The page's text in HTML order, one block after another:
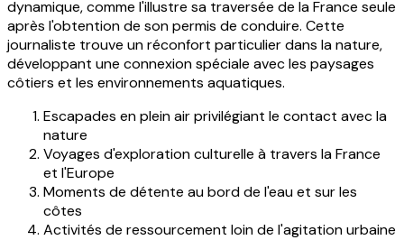
dynamique, comme l'illustre sa traversée de la France seule
après l'obtention de son permis de conduire. Cette
journaliste trouve un réconfort particulier dans la nature,
développant une connexion spéciale avec les paysages
côtiers et les environnements aquatiques.
Escapades en plein air privilégiant le contact avec la
nature
Voyages d'exploration culturelle à travers la France
et l'Europe
Moments de détente au bord de l'eau et sur les
côtes
Activités de ressourcement loin de l'agitation urbaine